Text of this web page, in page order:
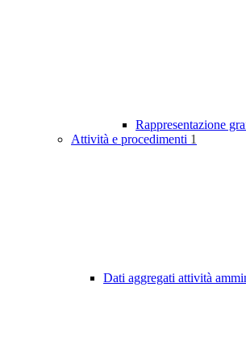
Rappresentazione
Attività e procedimenti 1
Dati aggregati attività